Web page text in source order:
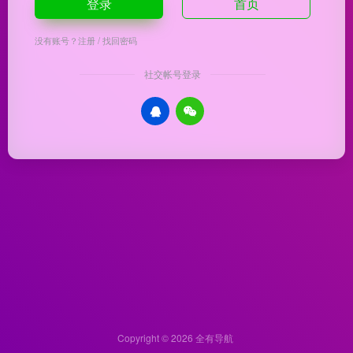
没有账号？注册/找回密码
社交帐号登录
Copyright © 2026 全有导航